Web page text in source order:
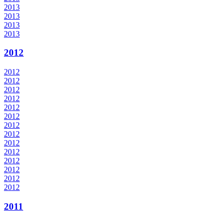
2013
2013
2013
2013
2012
2012
2012
2012
2012
2012
2012
2012
2012
2012
2012
2012
2012
2012
2012
2011